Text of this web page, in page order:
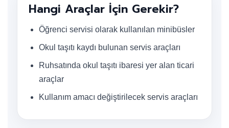
Hangi Araçlar İçin Gerekir?
Öğrenci servisi olarak kullanılan minibüsler
Okul taşıtı kaydı bulunan servis araçları
Ruhsatında okul taşıtı ibaresi yer alan ticari
araçlar
Kullanım amacı değiştirilecek servis araçları